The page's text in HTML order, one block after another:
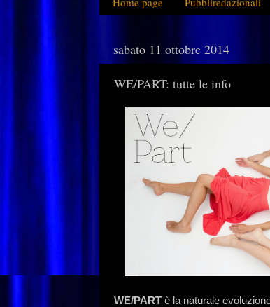
sabato 11 ottobre 2014
WE/PART: tutte le info
WE/PART è la naturale